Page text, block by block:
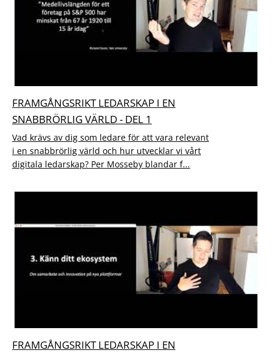
FRAMGÅNGSRIKT LEDARSKAP I EN
SNABBRÖRLIG VÄRLD - DEL 1
Vad krävs av dig som ledare för att vara relevant
i en snabbrörlig värld och hur utvecklar vi vårt
digitala ledarskap? Per Mosseby blandar f...
FRAMGÅNGSRIKT LEDARSKAP I EN